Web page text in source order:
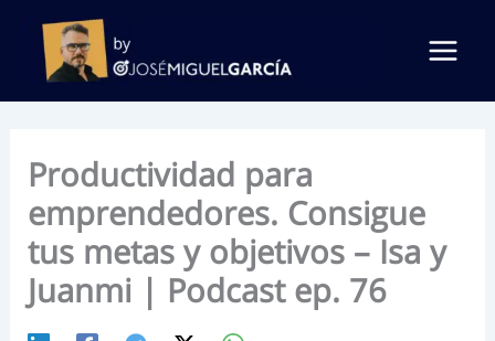
contenido
Productividad para
emprendedores. Consigue
tus metas y objetivos – Isa y
Juanmi | Podcast ep. 76